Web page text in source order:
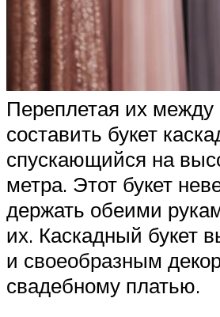
Переплетая их
составить букет
спускающийся на
метра. Этот букет
держать обеими
их. Каскадный букет
и своеобразным
свадебному платью.